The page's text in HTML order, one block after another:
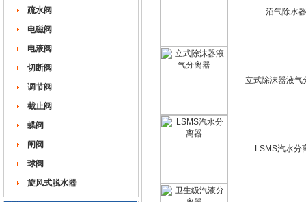
疏水阀
电磁阀
电液阀
切断阀
调节阀
截止阀
蝶阀
闸阀
球阀
旋风式脱水器
沼气除水器
立式除沫器液气
LSMS汽水分